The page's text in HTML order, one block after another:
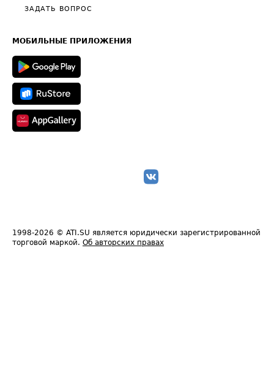
Общие положения
Полезное по перевозкам
Техническая информация
ЗАДАТЬ ВОПРОС
МОБИЛЬНЫЕ ПРИЛОЖЕНИЯ
1998-2026 © ATI.SU является юридически зарегистрированной
торговой маркой. Об авторских правах